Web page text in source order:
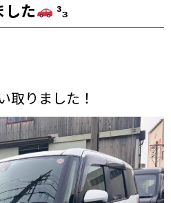
した ³₃
取りました！